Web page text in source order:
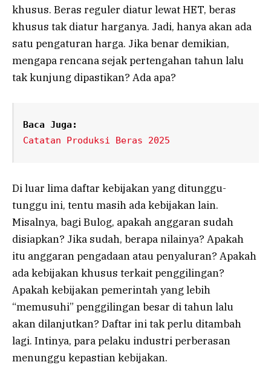
khusus. Beras reguler diatur lewat HET, beras
khusus tak diatur harganya. Jadi, hanya akan ada
satu pengaturan harga. Jika benar demikian,
mengapa rencana sejak pertengahan tahun lalu
tak kunjung dipastikan? Ada apa?
Baca Juga:
Catatan Produksi Beras 2025
Di luar lima daftar kebijakan yang ditunggu-
tunggu ini, tentu masih ada kebijakan lain.
Misalnya, bagi Bulog, apakah anggaran sudah
disiapkan? Jika sudah, berapa nilainya? Apakah
itu anggaran pengadaan atau penyaluran? Apakah
ada kebijakan khusus terkait penggilingan?
Apakah kebijakan pemerintah yang lebih
“memusuhi” penggilingan besar di tahun lalu
akan dilanjutkan? Daftar ini tak perlu ditambah
lagi. Intinya, para pelaku industri perberasan
menunggu kepastian kebijakan.